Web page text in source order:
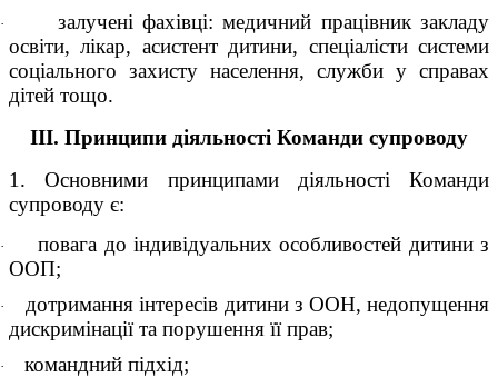
·
залучені фахівці: медичний працівник закладу
освіти, лікар, асистент дитини, спеціалісти системи
соціального захисту населення, служби у справах
дітей тощо.
ІІІ. Принципи діяльності Команди супроводу
1. Основними принципами діяльності Команди
супроводу є:
·
повага до індивідуальних особливостей дитини з
ООП;
·
дотримання інтересів дитини з OOH, недопущення
дискримінації та порушення її прав;
· командний підхід;